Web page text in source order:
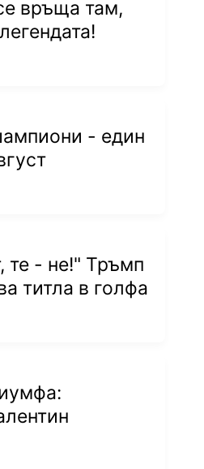
връща там,
favorites
- един
favorites
те - не!" Тръмп
титла в голфа
favorites